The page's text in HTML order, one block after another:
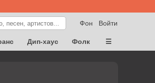
Войти
Фон
Дип-хаус Фолк ☰